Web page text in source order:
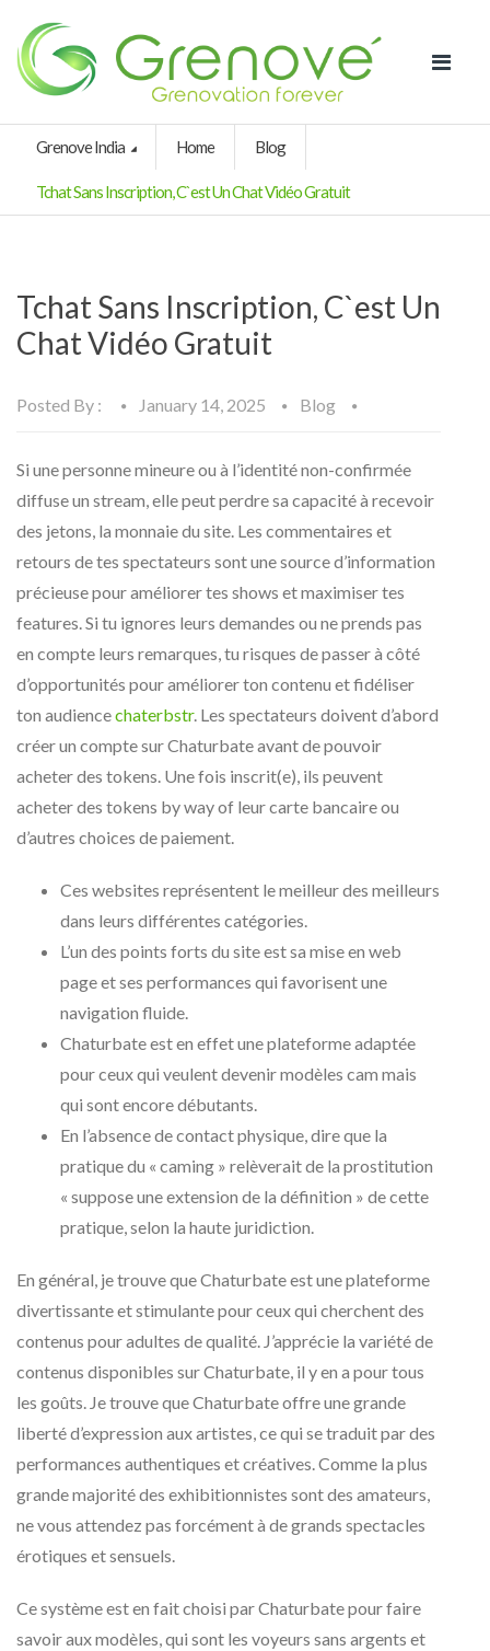
Grenove India Home Blog
Tchat Sans Inscription, C`est Un Chat Vidéo Gratuit
Tchat Sans Inscription, C`est Un
Chat Vidéo Gratuit
Posted By : January 14, 2025 Blog
Si une personne mineure ou à l’identité non-confirmée
diffuse un stream, elle peut perdre sa capacité à recevoir
des jetons, la monnaie du site. Les commentaires et
retours de tes spectateurs sont une source d’information
précieuse pour améliorer tes shows et maximiser tes
features. Si tu ignores leurs demandes ou ne prends pas
en compte leurs remarques, tu risques de passer à côté
d’opportunités pour améliorer ton contenu et fidéliser
ton audiencechaterbstr. Les spectateurs doivent d’abord
créer un compte sur Chaturbate avant de pouvoir
acheter des tokens. Une fois inscrit(e), ils peuvent
acheter des tokens by way of leur carte bancaire ou
d’autres choices de paiement.
Ces websites représentent le meilleur des meilleurs
dans leurs différentes catégories.
L’un des points forts du site est sa mise en web
page et ses performances qui favorisent une
navigation fluide.
Chaturbate est en effet une plateforme adaptée
pour ceux qui veulent devenir modèles cam mais
qui sont encore débutants.
En l’absence de contact physique, dire que la
pratique du « caming » relèverait de la prostitution
« suppose une extension de la définition » de cette
pratique, selon la haute juridiction.
En général, je trouve que Chaturbate est une plateforme
divertissante et stimulante pour ceux qui cherchent des
contenus pour adultes de qualité. J’apprécie la variété de
contenus disponibles sur Chaturbate, il y en a pour tous
les goûts. Je trouve que Chaturbate offre une grande
liberté d’expression aux artistes, ce qui se traduit par des
performances authentiques et créatives. Comme la plus
grande majorité des exhibitionnistes sont des amateurs,
ne vous attendez pas forcément à de grands spectacles
érotiques et sensuels.
Ce système est en fait choisi par Chaturbate pour faire
savoir aux modèles, qui sont les voyeurs sans argents et